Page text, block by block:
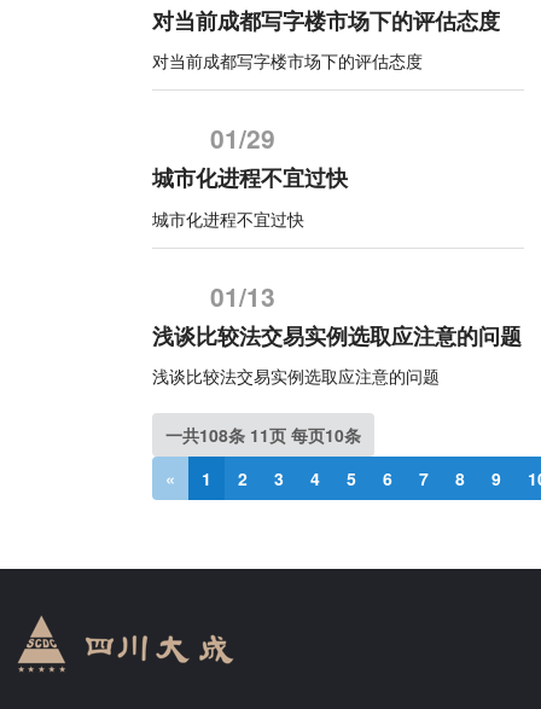
对当前成都写字楼市场下的评估态度
对当前成都写字楼市场下的评估态度
01/29
城市化进程不宜过快
城市化进程不宜过快
01/13
浅谈比较法交易实例选取应注意的问题
浅谈比较法交易实例选取应注意的问题
一共108条 11页 每页10条
«
1 2 3 4 5 6 7 8 9